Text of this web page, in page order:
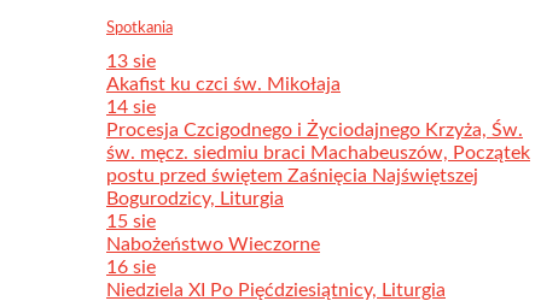
Spotkania
13 sie
Akafist ku czci św. Mikołaja
14 sie
Procesja Czcigodnego i Życiodajnego Krzyża, Św.
św. męcz. siedmiu braci Machabeuszów, Początek
postu przed świętem Zaśnięcia Najświętszej
Bogurodzicy, Liturgia
15 sie
Nabożeństwo Wieczorne
16 sie
Niedziela XI Po Pięćdziesiątnicy, Liturgia